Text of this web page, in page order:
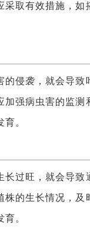
采取有效措施，如
侵袭，就会导致
加强病虫害的监测
。
过旺，就会导致
株的生长情况，及
。